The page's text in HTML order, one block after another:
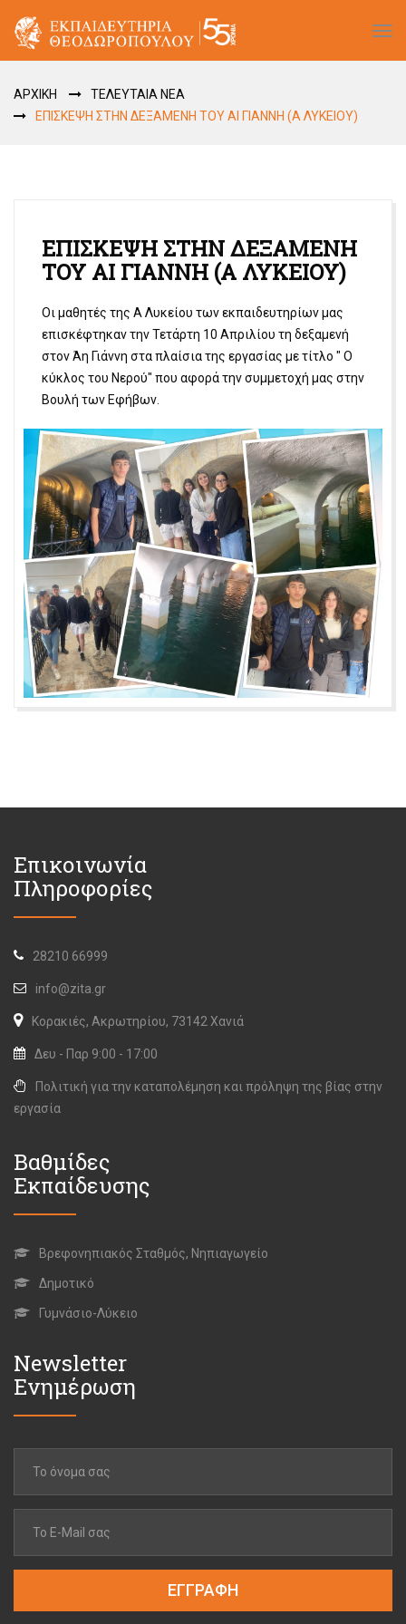
ΑΡΧΙΚΗ
ΤΕΛΕΥΤΑΙΑ ΝΕΑ
ΕΠΙΣΚΕΨΗ ΣΤΗΝ ΔΕΞΑΜΕΝΗ TOY ΑI ΓΙΑΝΝΗ (Α ΛΥΚΕΙΟΥ)
ΕΠΙΣΚΕΨΗ ΣΤΗΝ ΔΕΞΑΜΕΝΗ
TOY ΑI ΓΙΑΝΝΗ (Α ΛΥΚΕΙΟΥ)
Oι μαθητές της Α Λυκείου των εκπαιδευτηρίων μας
επισκέφτηκαν την Τετάρτη 10 Απριλίου τη δεξαμενή
στον Άη Γιάννη στα πλαίσια της εργασίας με τίτλο " Ο
κύκλος του Νερού" που αφορά την συμμετοχή μας στην
Βουλή των Εφήβων.
Επικοινωνία
Πληροφορίες
28210 66999
info@zita.gr
Κορακιές, Ακρωτηρίου, 73142 Χανιά
Δευ - Παρ 9:00 - 17:00
Πολιτική για την καταπολέμηση και πρόληψη της βίας στην
εργασία
Βαθμίδες
Εκπαίδευσης
Βρεφονηπιακός Σταθμός, Νηπιαγωγείο
Δημοτικό
Γυμνάσιο-Λύκειο
Newsletter
Ενημέρωση
ΕΓΓΡΑΦΗ